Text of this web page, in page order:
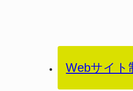
Webサイト